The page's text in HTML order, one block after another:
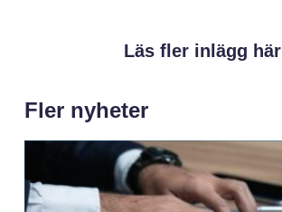
Läs fler inlägg här
Fler nyheter